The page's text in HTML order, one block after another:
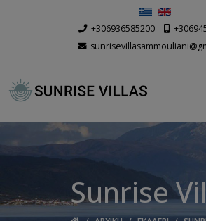
Επιλέξτε τη
+306936585200
Sunrise